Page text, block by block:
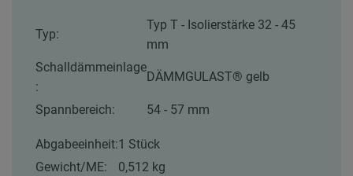
Typ:
Typ T - Isolierstärke 32 - 45
mm
Schalldämmeinlage
:
DÄMMGULAST® gelb
Spannbereich: 54 - 57 mm
Abgabeeinheit:1 Stück
Gewicht/ME:
0,512 kg